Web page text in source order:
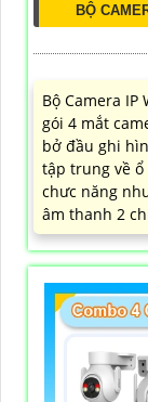
BỘ
Bộ Camera IP
gói 4 mắt
bở đầu ghi
tập trung về
chưc năng
âm thanh 2